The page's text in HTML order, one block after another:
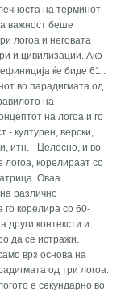
на терминот
важност беше
логоа и неговата
и цивилизации. Ако
ќе биде 61.:
во парадигмата од
на
на логоа и го
културен, верски,
итн. - Целосно, и во
логоа, корелираат со
Оваа
различно
го корелира со 60-
други контексти и
да се истражи.
врз основа на
од три логоа.
е секундарно во